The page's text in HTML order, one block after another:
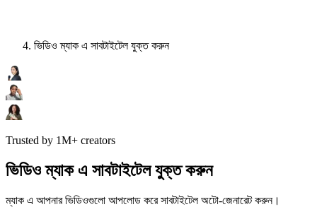
ভিডিও ম্যাক এ সাবটাইটেল যুক্ত করুন
Trusted by 1M+ creators
ভিডিও ম্যাক এ সাবটাইটেল যুক্ত করুন
ম্যাক এ আপনার ভিডিওগুলো আপলোড করে সাবটাইটেল অটো-জেনারেট করুন।